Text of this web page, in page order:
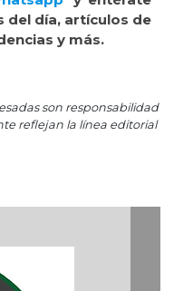
del día, artículos de
y más.
son responsabilidad
reflejan la línea editorial